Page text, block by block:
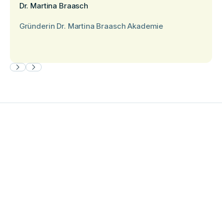
Dr. Martina Braasch
Gründerin Dr. Martina Braasch Akademie